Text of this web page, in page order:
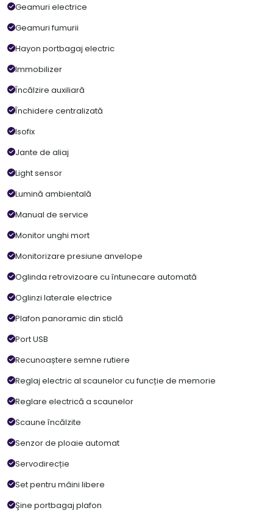
Geamuri electrice
Geamuri fumurii
Hayon portbagaj electric
Immobilizer
Încălzire auxiliară
Închidere centralizată
Isofix
Jante de aliaj
Light sensor
Lumină ambientală
Manual de service
Monitor unghi mort
Monitorizare presiune anvelope
Oglinda retrovizoare cu întunecare automată
Oglinzi laterale electrice
Plafon panoramic din sticlă
Port USB
Recunoaștere semne rutiere
Reglaj electric al scaunelor cu funcție de memorie
Reglare electrică a scaunelor
Scaune încălzite
Senzor de ploaie automat
Servodirecție
Set pentru mâini libere
Şine portbagaj plafon